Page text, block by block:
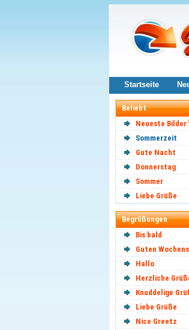
Startseite
Beliebt
Neueste Bilder
Sommerzeit
Gute Nacht
Donnerstag
Sommer
Liebe Grüße
Begrüßungen
Bis bald
Guten
Hallo
Herzliche
Knuddelige
Liebe Grüße
Nice Greetz